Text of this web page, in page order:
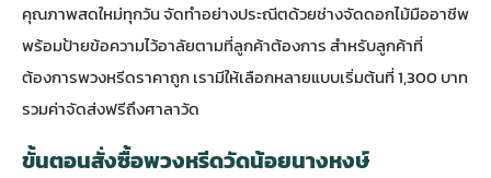
คุณภาพสดใหม่ทุกวัน จัดทำอย่างประณีตด้วยช่างจัดดอกไม้มืออาชีพ
พร้อมป้ายข้อความไว้อาลัยตามที่ลูกค้าต้องการ สำหรับลูกค้าที่
ต้องการพวงหรีดราคาถูกเรามีให้เลือกหลายแบบเริ่มต้นที่ 1,300 บาท
รวมค่าจัดส่งฟรีถึงศาลาวัด
ขั้นตอนสั่งซื้อพวงหรีดวัดน้อยนางหงษ์